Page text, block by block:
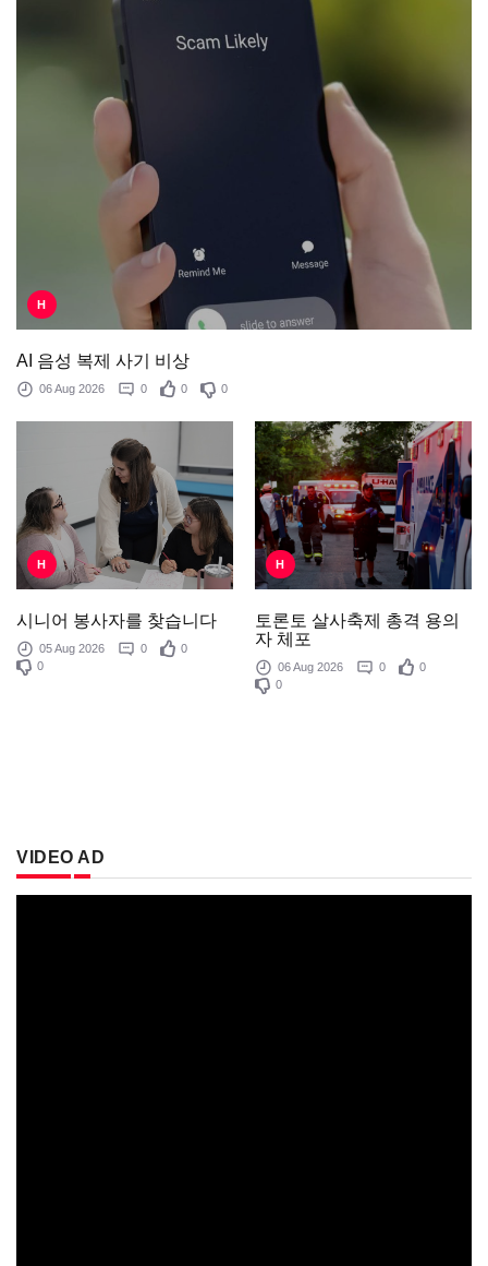
H
AI 음성 복제 사기 비상
06 Aug 2026 0 0 0
H
시니어 봉사자를 찾습니다
05 Aug 2026 0
0
0
H
토론토 살사축제 총격 용의
자 체포
06 Aug 2026 0
0
0
VIDEO AD